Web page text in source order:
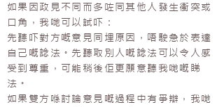
如果因政見不同而多咗同其他人發生衝突或
口角，我哋可以試吓：
先聽吓對方嘅意見同埋原因，唔駛急於表達
自己嘅諗法。先聽取別人嘅諗法可以令人感
受到尊重，可能稍後佢更願意聽我哋嘅睇
法。
如果雙方喺討論意見嘅過程中有爭辯，我哋